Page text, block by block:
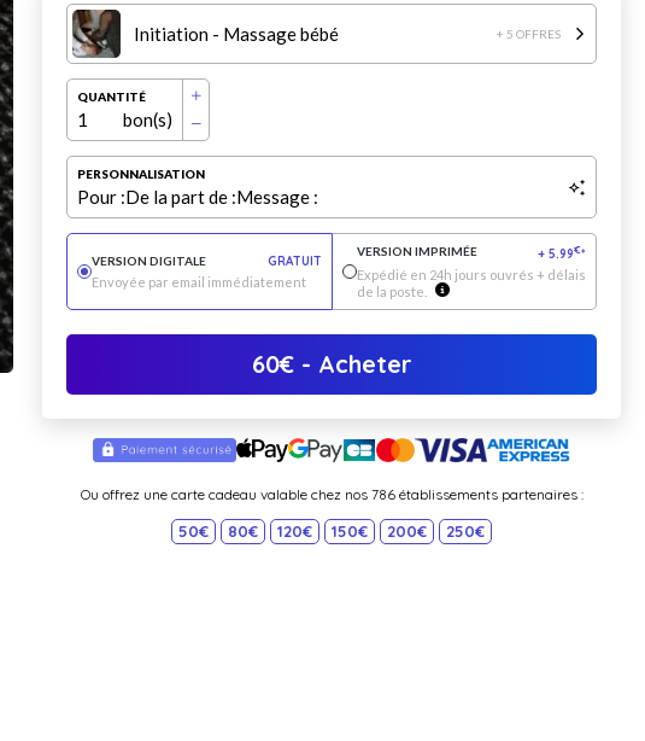
Initiation - Massage bébé + 5 OFFRES
QUANTITÉ
1 bon(s)
PERSONNALISATION
Pour :De la part de :Message :
VERSION DIGITALE
GRATUIT
Envoyée par email immédiatement
VERSION IMPRIMÉE + 5.99€*
Expédié en 24h jours ouvrés + délais
de la poste.
60€- Acheter
Ou offrez une carte cadeau valable chez nos 786 établissements partenaires :
50€ 80€ 120€ 150€ 200€ 250€